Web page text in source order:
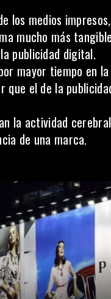
los medios
mucho más
publicidad digital.
mayor tiempo en
que el de la
la actividad
de una marca.